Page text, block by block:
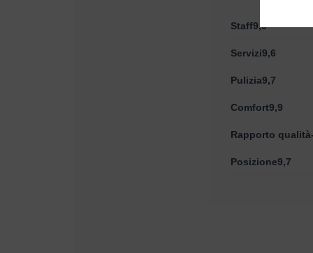
Staff9,9
Servizi9,6
Pulizia9,7
Comfort9,9
Rapporto
Posizione9,7